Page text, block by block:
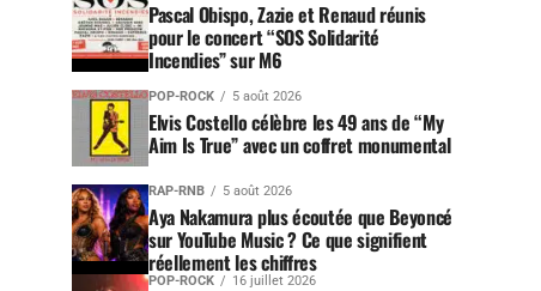
Pascal Obispo, Zazie et Renaud réunis
pour le concert “SOS Solidarité
Incendies” sur M6
POP-ROCK 5 août 2026
Elvis Costello célèbre les 49 ans de “My
Aim Is True” avec un coffret monumental
RAP-RNB 5 août 2026
Aya Nakamura plus écoutée que Beyoncé
sur YouTube Music ? Ce que signifient
réellement les chiffres
POP-ROCK 16 juillet 2026